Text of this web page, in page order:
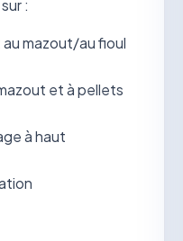
:
mazout/au fioul
et à pellets
à haut